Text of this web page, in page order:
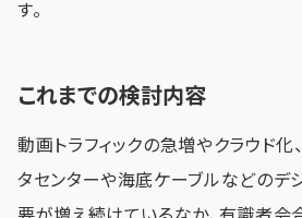
す。
これまでの検討内容
動画トラフィックの急増やクラウド化
タセンターや海底ケーブルなどのデ